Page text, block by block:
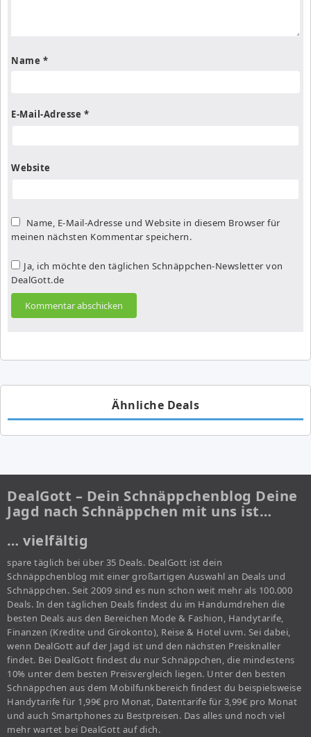
Name *
E-Mail-Adresse *
Website
Name, E-Mail-Adresse und Website in diesem Browser für
meinen nächsten Kommentar speichern.
Ja, ich möchte den täglichen Schnäppchen-Newsletter von
DealGott.de
Ähnliche Deals
DealGott – Dein Schnäppchenblog Deine
Jagd nach Schnäppchen mit uns ist…
… vielfältig
spare täglich bei über 35 Deals. DealGott ist dein
Schnäppchenblog mit einer großartigen Auswahl an Deals und
Schnäppchen. Seit 2009 sind es nun schon weit mehr als 100.000
Deals. In den täglichen Deals findest du im Handumdrehen die
besten Deals aus den Bereichen Mode & Fashion, Handytarife,
Finanzen (Kredite und Girokonto), Reise & Hotel uvm. Sei dabei,
wenn DealGott auf der Jagd ist und den nächsten Preisknaller
findet. Bei DealGott findest du nur Schnäppchen, die mindestens
10% unter dem besten Preisvergleich liegen. Unter den besten
Schnäppchen aus dem Mobilfunkbereich findest du beispielsweise
Handytarife für 1,99€ pro Monat, Datentarife für 3,99€ pro Monat
und auch Smartphones zu Bestpreisen. Das alles und noch viel
mehr wartet bei DealGott auf dich.